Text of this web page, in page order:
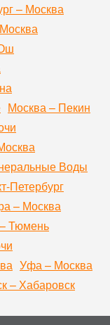
– Москва
Москва – Пекин
Воды
Петербург
– Москва
Тюмень
Уфа – Москва
– Хабаровск